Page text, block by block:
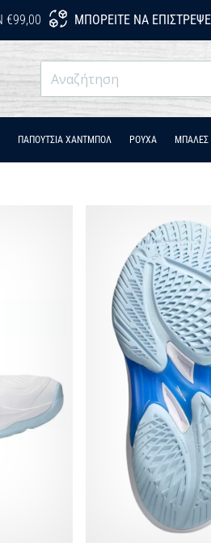
ΜΠΟΡΕΊΤΕ ΝΑ
ΠΑΠΟΎΤΣΙΑ ΧΆΝΤΜΠΟΛ ΡΟΎΧΑ ΜΠΑΛΕΣ